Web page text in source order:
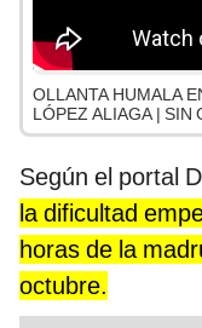
OLLANTA HUMALA
LÓPEZ ALIAGA | SIN
Según el portal
la dificultad
horas de la
octubre.